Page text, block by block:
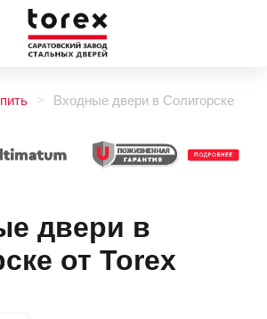
Входные двери в Солигорске
двери в
от Torex